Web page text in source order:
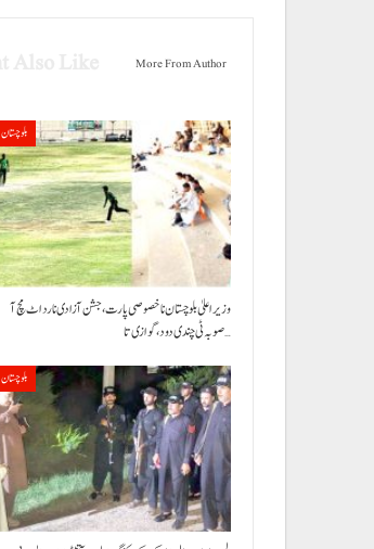
More From Author
بلوچستان
وزیر اعلیٰ بلوچستان نا خصوصی پارت،جشن آزادی نا رد اٹ مچ آ
صوبہ ٹی چندی دود، گوازی تا…
بلوچستان